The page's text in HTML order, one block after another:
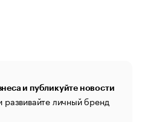
и публикуйте новости
развивайте личный бренд